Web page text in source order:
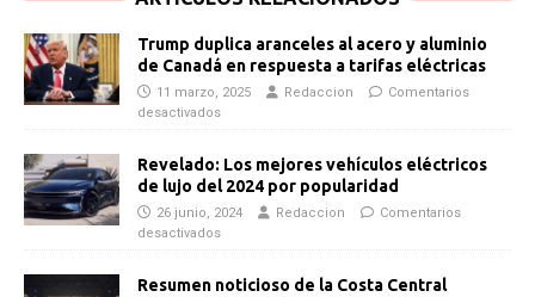
Trump duplica aranceles al acero y aluminio
de Canadá en respuesta a tarifas eléctricas
11 marzo, 2025 Redaccion
Comentarios
desactivados
Revelado: Los mejores vehículos eléctricos
de lujo del 2024 por popularidad
26 junio, 2024 Redaccion
Comentarios
desactivados
Resumen noticioso de la Costa Central